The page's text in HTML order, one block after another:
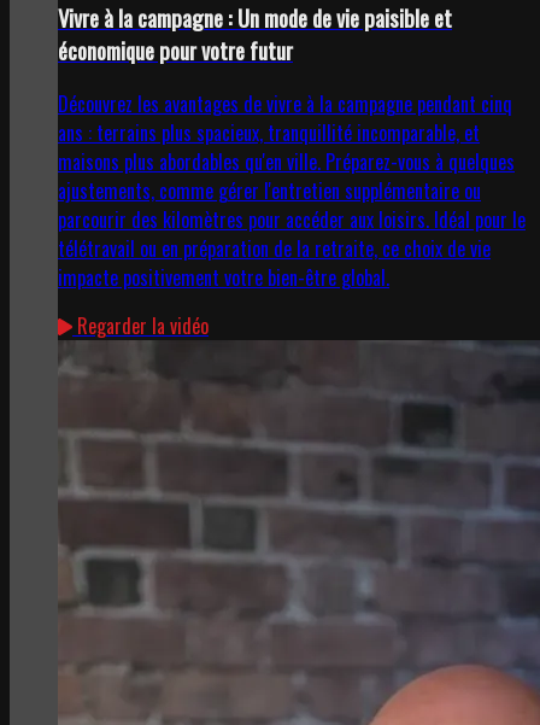
Vivre à la campagne : Un mode de vie paisible et
économique pour votre futur
Découvrez les avantages de vivre à la campagne pendant cinq
ans : terrains plus spacieux, tranquillité incomparable, et
maisons plus abordables qu'en ville. Préparez-vous à quelques
ajustements, comme gérer l'entretien supplémentaire ou
parcourir des kilomètres pour accéder aux loisirs. Idéal pour le
télétravail ou en préparation de la retraite, ce choix de vie
impacte positivement votre bien-être global.
Regarder la vidéo